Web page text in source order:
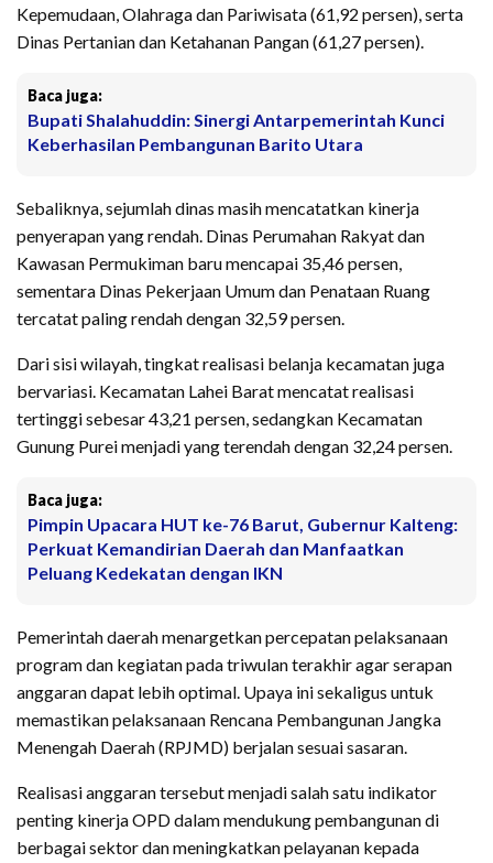
Kepemudaan, Olahraga dan Pariwisata (61,92 persen), serta
Dinas Pertanian dan Ketahanan Pangan (61,27 persen).
Baca juga:
Bupati Shalahuddin: Sinergi Antarpemerintah Kunci
Keberhasilan Pembangunan Barito Utara
Sebaliknya, sejumlah dinas masih mencatatkan kinerja
penyerapan yang rendah. Dinas Perumahan Rakyat dan
Kawasan Permukiman baru mencapai 35,46 persen,
sementara Dinas Pekerjaan Umum dan Penataan Ruang
tercatat paling rendah dengan 32,59 persen.
Dari sisi wilayah, tingkat realisasi belanja kecamatan juga
bervariasi. Kecamatan Lahei Barat mencatat realisasi
tertinggi sebesar 43,21 persen, sedangkan Kecamatan
Gunung Purei menjadi yang terendah dengan 32,24 persen.
Baca juga:
Pimpin Upacara HUT ke-76 Barut, Gubernur Kalteng:
Perkuat Kemandirian Daerah dan Manfaatkan
Peluang Kedekatan dengan IKN
Pemerintah daerah menargetkan percepatan pelaksanaan
program dan kegiatan pada triwulan terakhir agar serapan
anggaran dapat lebih optimal. Upaya ini sekaligus untuk
memastikan pelaksanaan Rencana Pembangunan Jangka
Menengah Daerah (RPJMD) berjalan sesuai sasaran.
Realisasi anggaran tersebut menjadi salah satu indikator
penting kinerja OPD dalam mendukung pembangunan di
berbagai sektor dan meningkatkan pelayanan kepada